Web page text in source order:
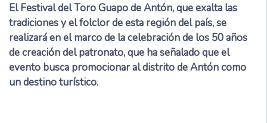
El Festival del Toro Guapo de Antón, que exalta las
tradiciones y el folclor de esta región del país, se
realizará en el marco de la celebración de los 50 años
de creación del patronato, que ha señalado que el
evento busca promocionar al distrito de Antón como
un destino turístico.